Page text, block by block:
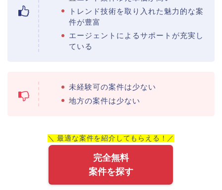
トレンド技術を取り入れた魅力的な案
件が豊富
エージェントによるサポートが充実し
ている
未経験可の案件は少ない
地方の案件は少ない
＼ 最適な案件を紹介してもらえる！／
完全無料
案件を探す